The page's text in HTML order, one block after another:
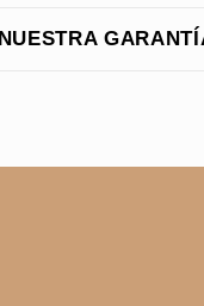
NUESTRA